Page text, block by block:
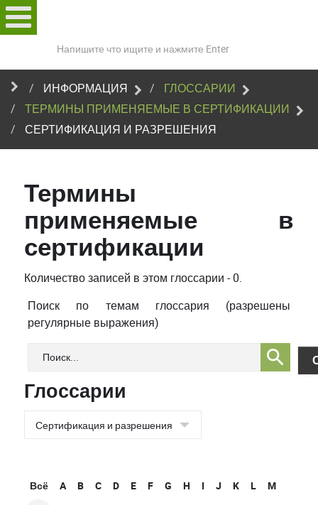
сайту
ИНФОРМАЦИЯ
ГЛОССАРИИ
ТЕРМИНЫ ПРИМЕНЯЕМЫЕ В СЕРТИФИКАЦИИ
СЕРТИФИКАЦИЯ И РАЗРЕШЕНИЯ
Термины
применяемые в
сертификации
Количество записей в этом глоссарии - 0.
Поиск по темам глоссария (разрешены
регулярные выражения)
Глоссарии
Всё A B C D E F G H I J K L
M